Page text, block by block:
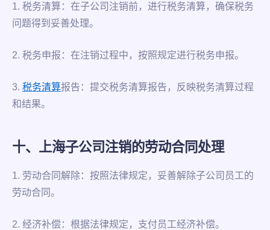
1. 税务清算：在子公司注销前，进行税务清算，确保税务
问题得到妥善处理。
2. 税务申报：在注销过程中，按照规定进行税务申报。
3. 税务清算报告：提交税务清算报告，反映税务清算过程
和结果。
十、上海子公司注销的劳动合同处理
1. 劳动合同解除：按照法律规定，妥善解除子公司员工的
劳动合同。
2. 经济补偿：根据法律规定，支付员工经济补偿。